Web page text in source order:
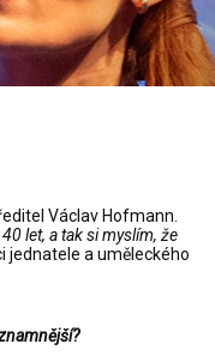
Václav Hofmann.
let, a tak si myslím, že
jednatele a uměleckého